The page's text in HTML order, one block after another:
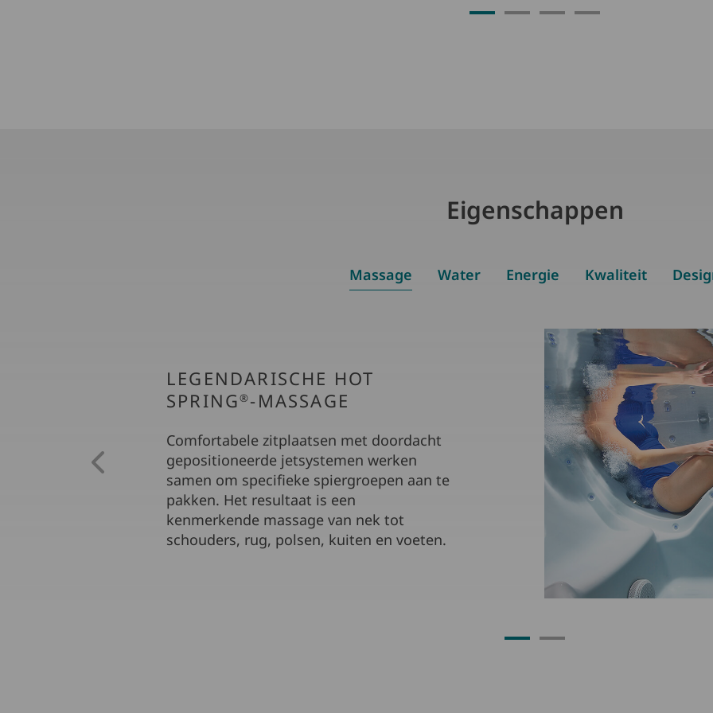
Eigenschappen
Massage Water Energie Kwaliteit
LEGENDARISCHE HOT
SPRING®-MASSAGE
Comfortabele zitplaatsen met doordacht
gepositioneerde jetsystemen werken
samen om specifieke spiergroepen aan te
pakken. Het resultaat is een
kenmerkende massage van nek tot
schouders, rug, polsen, kuiten en voeten.